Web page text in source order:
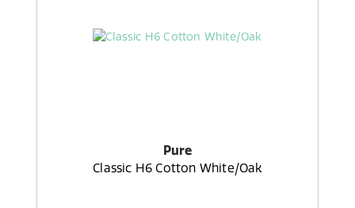
Pure
Classic H6 Cotton White/Oak